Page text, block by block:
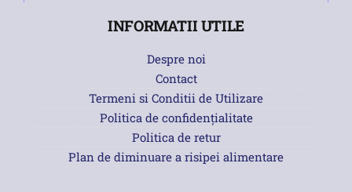
INFORMATII UTILE
Despre noi
Contact
Termeni si Conditii de Utilizare
Politica de confidențialitate
Politica de retur
Plan de diminuare a risipei alimentare